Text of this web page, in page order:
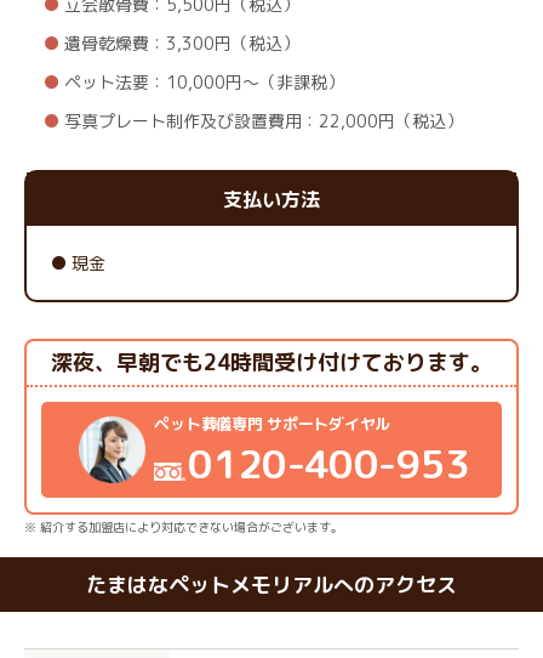
遺骨乾燥費：3,300円（税込）
ペット法要：10,000円～（非課税）
写真プレート制作及び設置費用：22,000円（税込）
支払い方法
現金
ペット葬儀専門 サポートダイヤル
0120-400-953
深夜、早朝でも24時間受け付けております。
※ 紹介する加盟店により対応できない場合がございます。
たまはなペットメモリアルへのアクセス